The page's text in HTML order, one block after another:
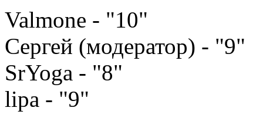
Valmone - "10"
Сергей (модератор) - "9"
SrYoga - "8"
lipa - "9"